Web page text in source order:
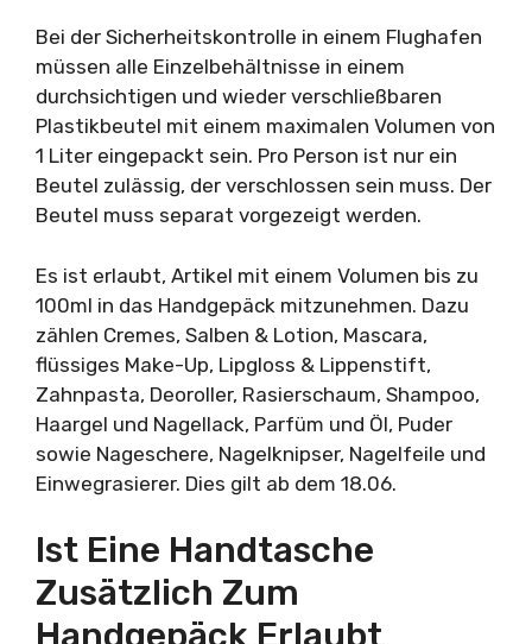
Bei der Sicherheitskontrolle in einem Flughafen
müssen alle Einzelbehältnisse in einem
durchsichtigen und wieder verschließbaren
Plastikbeutel mit einem maximalen Volumen von
1 Liter eingepackt sein. Pro Person ist nur ein
Beutel zulässig, der verschlossen sein muss. Der
Beutel muss separat vorgezeigt werden.
Es ist erlaubt, Artikel mit einem Volumen bis zu
100ml in das Handgepäck mitzunehmen. Dazu
zählen Cremes, Salben & Lotion, Mascara,
flüssiges Make-Up, Lipgloss & Lippenstift,
Zahnpasta, Deoroller, Rasierschaum, Shampoo,
Haargel und Nagellack, Parfüm und Öl, Puder
sowie Nageschere, Nagelknipser, Nagelfeile und
Einwegrasierer. Dies gilt ab dem 18.06.
Ist Eine Handtasche
Zusätzlich Zum